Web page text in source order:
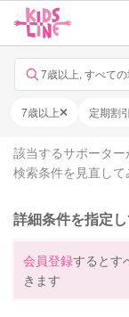
7歳以上, すべて
7歳以上 定期割
該当するサポーター
検索条件を見直して
詳細条件を指定
会員登録するとす
きます